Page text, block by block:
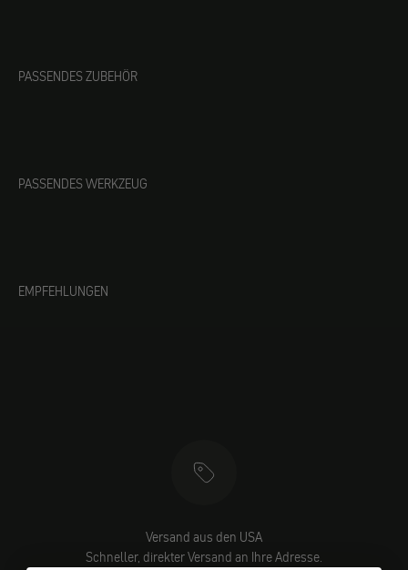
PASSENDES ZUBEHÖR
PASSENDES WERKZEUG
EMPFEHLUNGEN
Versand aus den USA
Schneller, direkter Versand an Ihre Adresse.